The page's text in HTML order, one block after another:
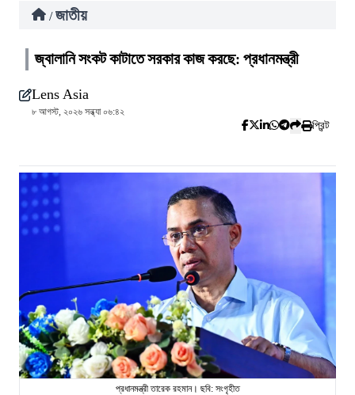
/ জাতীয়
জ্বালানি সংকট কাটাতে সরকার কাজ করছে: প্রধানমন্ত্রী
Lens Asia
৮ আগস্ট, ২০২৬ সন্ধ্যা ০৬:৪২
প্রিন্ট
প্রধানমন্ত্রী তারেক রহমান। ছবি: সংগৃহীত